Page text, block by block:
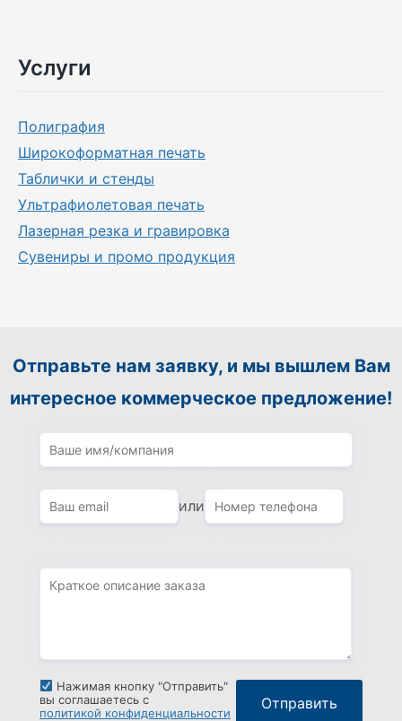
Услуги
Полиграфия
Широкоформатная печать
Таблички и стенды
Ультрафиолетовая печать
Лазерная резка и гравировка
Сувениры и промо продукция
Отправьте нам заявку, и мы вышлем Вам
интересное коммерческое предложение!
или
Нажимая кнопку "Отправить"
вы соглашаетесь с
политикой конфиденциальности